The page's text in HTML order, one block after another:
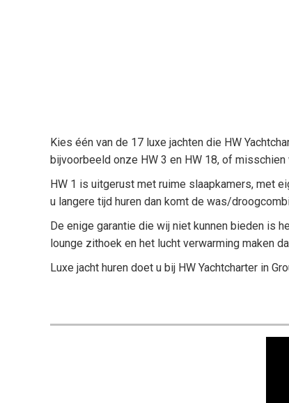
Kies één van de 17 luxe jachten die HW
bijvoorbeeld onze HW 3 en HW 18, of
HW 1 is uitgerust met ruime slaapkamers, met
u langere tijd huren dan komt de was/
De enige garantie die wij niet kunnen bieden is
lounge zithoek en het lucht verwarming maken
Luxe jacht huren doet u bij HW Yachtcharter in